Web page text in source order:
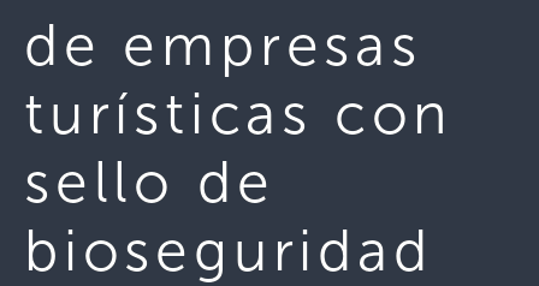
de empresas
turísticas con
sello de
bioseguridad